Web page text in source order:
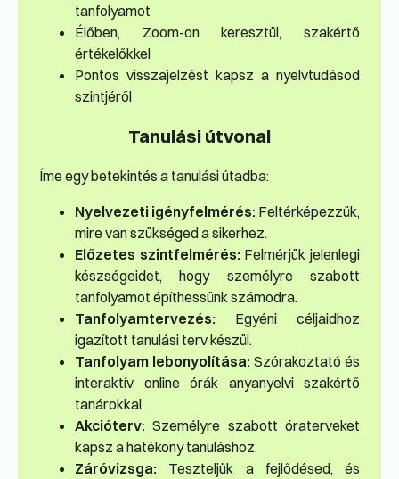
tanfolyamot
Élőben, Zoom-on keresztül, szakértő
értékelőkkel
Pontos visszajelzést kapsz a nyelvtudásod
szintjéről
Tanulási útvonal
Íme egy betekintés a tanulási útadba:
Nyelvezeti igényfelmérés: Feltérképezzük,
mire van szükséged a sikerhez.
Előzetes szintfelmérés:Felmérjük jelenlegi
készségeidet, hogy személyre szabott
tanfolyamot építhessünk számodra.
Tanfolyamtervezés: Egyéni céljaidhoz
igazított tanulási terv készül.
Tanfolyam lebonyolítása: Szórakoztató és
interaktív online órák anyanyelvi szakértő
tanárokkal.
Akcióterv: Személyre szabott óraterveket
kapsz a hatékony tanuláshoz.
Záróvizsga: Teszteljük a fejlődésed, és